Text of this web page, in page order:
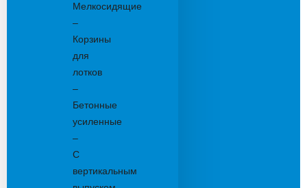
Мелкосидящие
–
Корзины
для
лотков
–
Бетонные
усиленные
–
С
вертикальным